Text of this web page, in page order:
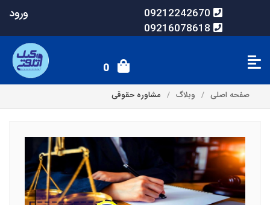
09212242670
09216078618
ورود
0
صفحه اصلی وبلاگ مشاوره حقوقی